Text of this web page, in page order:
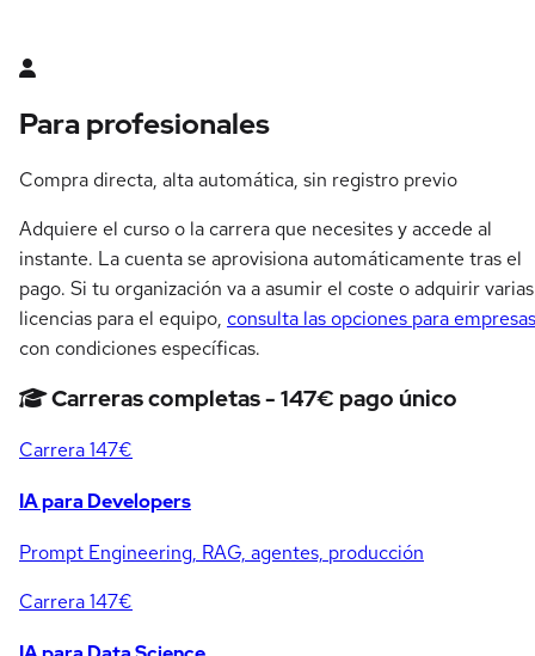
Para profesionales
Compra directa, alta automática, sin registro previo
Adquiere el curso o la carrera que necesites y accede al
instante. La cuenta se aprovisiona automáticamente tras el
pago. Si tu organización va a asumir el coste o adquirir varias
licencias para el equipo, consulta las opciones para empresas
con condiciones específicas.
Carreras completas - 147€ pago único
Carrera147€
IA para Developers
Prompt Engineering, RAG, agentes, producción
Carrera147€